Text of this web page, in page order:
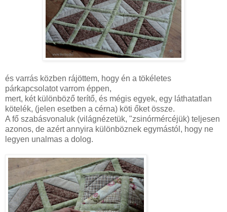
és varrás közben rájöttem, hogy én a tökéletes
párkapcsolatot varrom éppen,
mert, két különböző terítő, és mégis egyek, egy láthatatlan
kötelék, (jelen esetben a cérna) köti őket össze.
A fő szabásvonaluk (világnézetük, "zsinórmércéjük) teljesen
azonos, de azért annyira különböznek egymástól, hogy ne
legyen unalmas a dolog.